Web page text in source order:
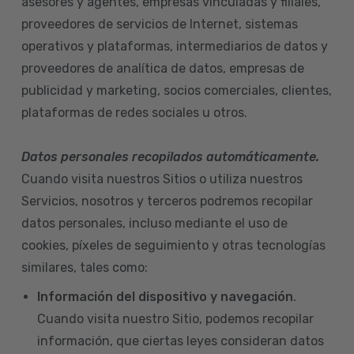
proveedores de servicios de Internet, sistemas
operativos y plataformas, intermediarios de datos y
proveedores de analítica de datos, empresas de
publicidad y marketing, socios comerciales, clientes,
plataformas de redes sociales u otros.
Datos personales recopilados automáticamente.
Cuando visita nuestros Sitios o utiliza nuestros
Servicios, nosotros y terceros podremos recopilar
datos personales, incluso mediante el uso de
cookies, píxeles de seguimiento y otras tecnologías
similares, tales como:
Información del dispositivo y navegación.
Cuando visita nuestro Sitio, podemos recopilar
información, que ciertas leyes consideran datos